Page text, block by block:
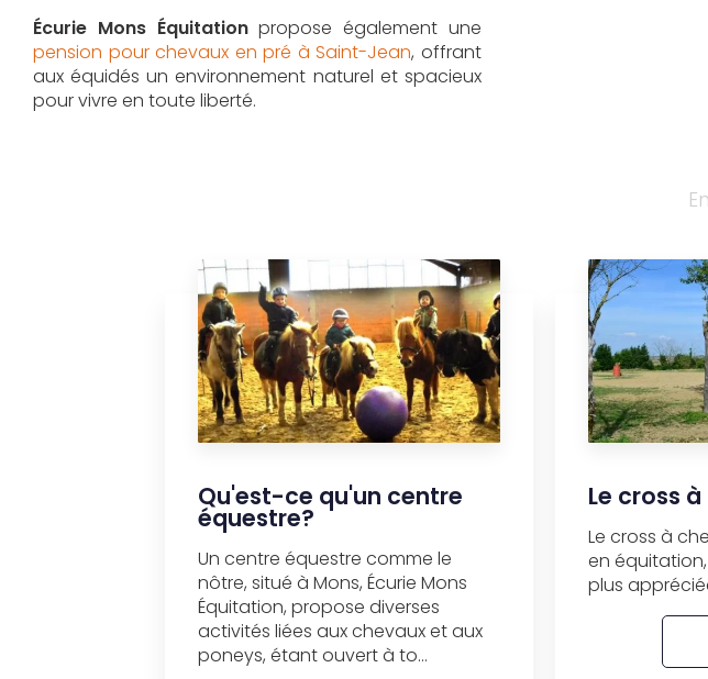
Écurie Mons Équitationpropose également une
pension pour chevaux en pré à Saint-Jean, offrant
aux équidés un environnement naturel et spacieux
pour vivre en toute liberté.
Qu'est-ce qu'un centre
équestre?
Un centre équestre comme le
nôtre, situé à Mons, Écurie Mons
Équitation, propose diverses
activités liées aux chevaux et aux
poneys, étant ouvert à to...
Le cross
Le cross à
en
plus